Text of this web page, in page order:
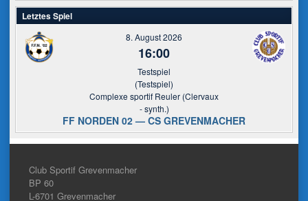
Letztes Spiel
8. August 2026
16:00
Testspiel
(Testspiel)
Complexe sportif Reuler (Clervaux
- synth.)
FF NORDEN 02 — CS GREVENMACHER
Club Sportif Grevenmacher
BP 60
L-6701 Grevenmacher